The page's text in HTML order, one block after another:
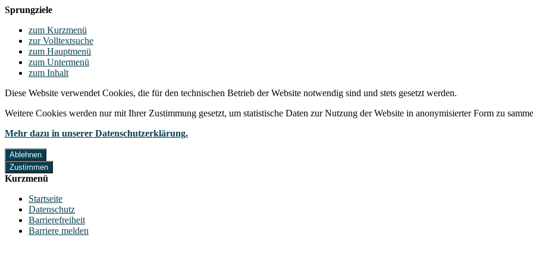
Sprungziele
zum Kurzmenü
zur Volltextsuche
zum Hauptmenü
zum Untermenü
zum Inhalt
Diese Website verwendet Cookies, die für den technischen Betrieb der Website notwendig sind und stets gesetzt werden.
Weitere Cookies werden nur mit Ihrer Zustimmung gesetzt, um statistische Daten zur Nutzung der Website in anonymisierter Form zu
Mehr dazu in unserer Datenschutzerklärung.
Ablehnen
Zustimmen
Kurzmenü
Startseite
Datenschutz
Barrierefreiheit
Barriere melden